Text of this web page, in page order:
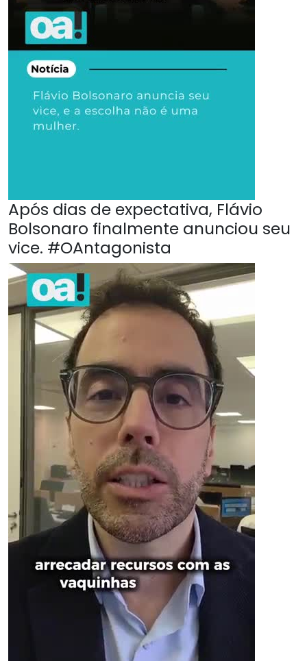
Após dias de expectativa, Flávio
Bolsonaro finalmente anunciou seu
vice. #OAntagonista